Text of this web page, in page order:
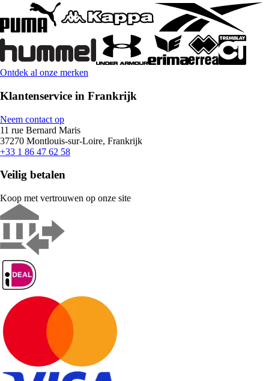
Ontdek al onze merken
Klantenservice in Frankrijk
Neem contact op
11 rue Bernard Maris
37270 Montlouis-sur-Loire, Frankrijk
+33 1 86 47 62 58
Veilig betalen
Koop met vertrouwen op onze site